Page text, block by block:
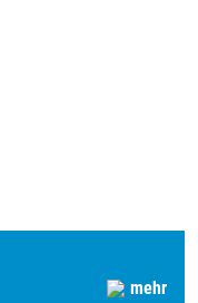
mehr